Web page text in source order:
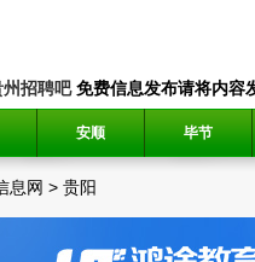
州招聘吧免费信息发布请将内容
安顺 毕节
息网 > 贵阳